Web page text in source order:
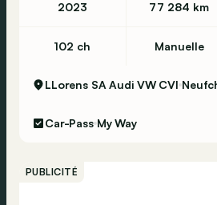
2023 77 284 km
102 ch Manuelle
LLorens SA Audi VW CVI
Car-Pass My Way
PUBLICITÉ